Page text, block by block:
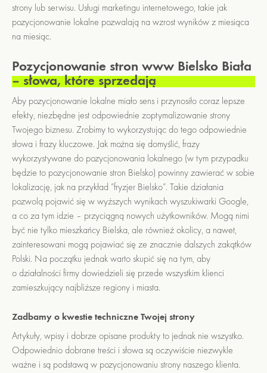
strony lub serwisu. Usługi marketingu internetowego, takie jak
pozycjonowanie lokalne pozwalają na wzrost wyników z miesiąca
na miesiąc.
Pozycjonowanie stron www Bielsko Biała
– słowa, które sprzedają
Aby pozycjonowanie lokalne miało sens i przynosiło coraz lepsze
efekty, niezbędne jest odpowiednie zoptymalizowanie strony
Twojego biznesu. Zrobimy to wykorzystując do tego odpowiednie
słowa i frazy kluczowe. Jak można się domyślić, frazy
wykorzystywane do pozycjonowania lokalnego (w tym przypadku
będzie to pozycjonowanie stron Bielsko) powinny zawierać w sobie
lokalizację, jak na przykład ”fryzjer Bielsko”. Takie działania
pozwolą pojawić się w wyższych wynikach wyszukiwarki Google,
a co za tym idzie – przyciągną nowych użytkowników. Mogą nimi
być nie tylko mieszkańcy Bielska, ale również okolicy, a nawet,
zainteresowani mogą pojawiać się ze znacznie dalszych zakątków
Polski. Na początku jednak warto skupić się na tym, aby
o działalności firmy dowiedzieli się przede wszystkim klienci
zamieszkujący najbliższe regiony i miasta.
Zadbamy o kwestie techniczne Twojej strony
Artykuły, wpisy i dobrze opisane produkty to jednak nie wszystko.
Odpowiednio dobrane treści i słowa są oczywiście niezwykle
ważne i są podstawą w pozycjonowaniu strony naszego klienta.